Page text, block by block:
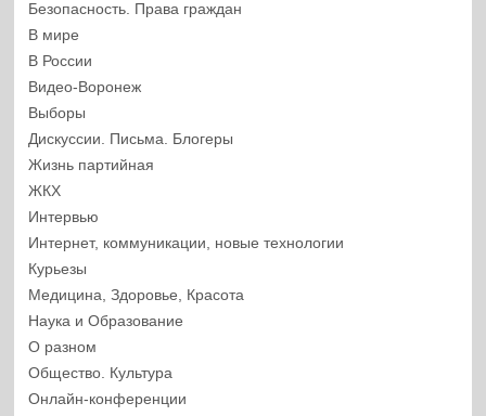
Безопасность. Права граждан
В мире
В России
Видео-Воронеж
Выборы
Дискуссии. Письма. Блогеры
Жизнь партийная
ЖКХ
Интервью
Интернет, коммуникации, новые технологии
Курьезы
Медицина, Здоровье, Красота
Наука и Образование
О разном
Общество. Культура
Онлайн-конференции